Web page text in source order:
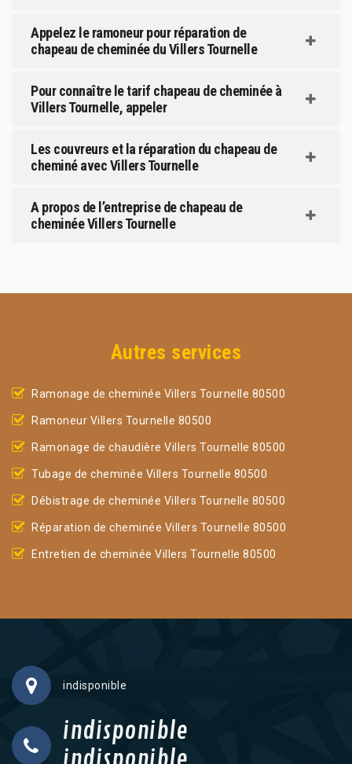
Appelez le ramoneur pour réparation de
chapeau de cheminée du Villers Tournelle
Pour connaître le tarif chapeau de cheminée à
Villers Tournelle, appeler
Les couvreurs et la réparation du chapeau de
cheminé avec Villers Tournelle
A propos de l’entreprise de chapeau de
cheminée Villers Tournelle
Autres services
Ramonage de cheminée Villers Tournelle 80500
Ramoneur Villers Tournelle 80500
Ramonage de chaudière Villers Tournelle 80500
Tubage de cheminée Villers Tournelle 80500
Débistrage de cheminée Villers Tournelle 80500
Réparation de cheminée Villers Tournelle 80500
Entretien de cheminée Villers Tournelle 80500
indisponible
indisponible